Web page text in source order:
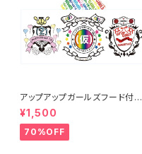
アップアップガールズフード付き
タオル
¥1,500
70%OFF